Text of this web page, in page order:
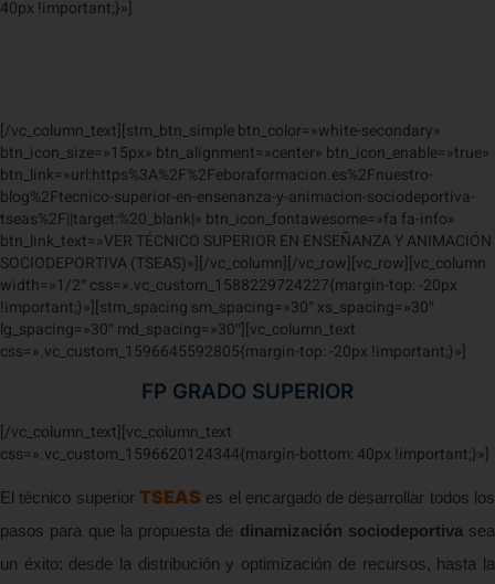
40px !important;}»]
[/vc_column_text][stm_btn_simple btn_color=»white-secondary»
btn_icon_size=»15px» btn_alignment=»center» btn_icon_enable=»true»
btn_link=»url:https%3A%2F%2Feboraformacion.es%2Fnuestro-
blog%2Ftecnico-superior-en-ensenanza-y-animacion-sociodeportiva-
tseas%2F||target:%20_blank|» btn_icon_fontawesome=»fa fa-info»
btn_link_text=»VER TÉCNICO SUPERIOR EN ENSEÑANZA Y ANIMACIÓN
SOCIODEPORTIVA (TSEAS)»][/vc_column][/vc_row][vc_row][vc_column
width=»1/2″ css=».vc_custom_1588229724227{margin-top: -20px
!important;}»][stm_spacing sm_spacing=»30″ xs_spacing=»30″
lg_spacing=»30″ md_spacing=»30″][vc_column_text
css=».vc_custom_1596645592805{margin-top: -20px !important;}»]
FP GRADO SUPERIOR
[/vc_column_text][vc_column_text
css=».vc_custom_1596620124344{margin-bottom: 40px !important;}»]
El técnico superior TSEAS es el encargado de desarrollar todos los
pasos para que la propuesta de dinamización sociodeportivasea
un éxito: desde la distribución y optimización de recursos, hasta la